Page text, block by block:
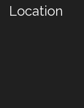
Location